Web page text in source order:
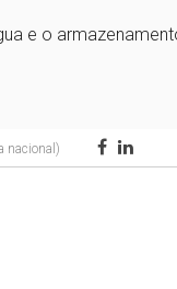
e o
nacional)